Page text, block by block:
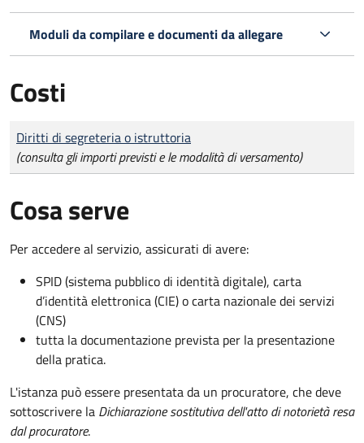
Moduli da compilare e documenti da allegare
Costi
Tipo di pagamento
Importo
Diritti di segreteria o istruttoria
(consulta gli importi previsti e le modalità di versamento)
Cosa serve
Per accedere al servizio, assicurati di avere:
SPID (sistema pubblico di identità digitale), carta
d’identità elettronica (CIE) o carta nazionale dei servizi
(CNS)
tutta la documentazione prevista per la presentazione
della pratica.
L'istanza può essere presentata da un procuratore, che deve
sottoscrivere la Dichiarazione sostitutiva dell'atto di notorietà resa
dal procuratore.